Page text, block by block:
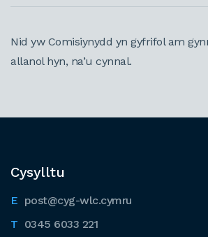
Nid yw Comisiynydd yn gyfrifol am
allanol hyn, na’u cynnal.
Cysylltu
post@cyg-wlc.cymru
0345 6033 221